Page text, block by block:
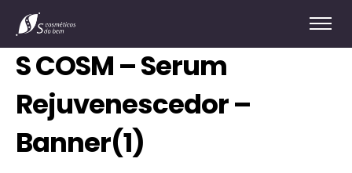
S COSM – Serum
Rejuvenescedor –
Banner(1)